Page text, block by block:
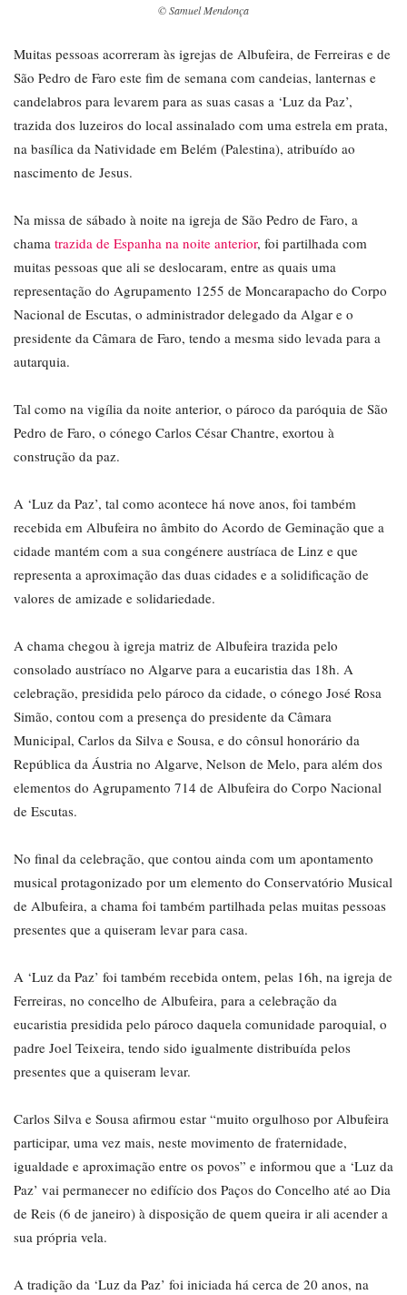
© Samuel Mendonça
Muitas pessoas acorreram às igrejas de Albufeira, de Ferreiras e de
São Pedro de Faro este fim de semana com candeias, lanternas e
candelabros para levarem para as suas casas a ‘Luz da Paz’,
trazida dos luzeiros do local assinalado com uma estrela em prata,
na basílica da Natividade em Belém (Palestina), atribuído ao
nascimento de Jesus.
Na missa de sábado à noite na igreja de São Pedro de Faro, a
chama trazida de Espanha na noite anterior, foi partilhada com
muitas pessoas que ali se deslocaram, entre as quais uma
representação do Agrupamento 1255 de Moncarapacho do Corpo
Nacional de Escutas, o administrador delegado da Algar e o
presidente da Câmara de Faro, tendo a mesma sido levada para a
autarquia.
Tal como na vigília da noite anterior, o pároco da paróquia de São
Pedro de Faro, o cónego Carlos César Chantre, exortou à
construção da paz.
A ‘Luz da Paz’, tal como acontece há nove anos, foi também
recebida em Albufeira no âmbito do Acordo de Geminação que a
cidade mantém com a sua congénere austríaca de Linz e que
representa a aproximação das duas cidades e a solidificação de
valores de amizade e solidariedade.
A chama chegou à igreja matriz de Albufeira trazida pelo
consolado austríaco no Algarve para a eucaristia das 18h. A
celebração, presidida pelo pároco da cidade, o cónego José Rosa
Simão, contou com a presença do presidente da Câmara
Municipal, Carlos da Silva e Sousa, e do cônsul honorário da
República da Áustria no Algarve, Nelson de Melo, para além dos
elementos do Agrupamento 714 de Albufeira do Corpo Nacional
de Escutas.
No final da celebração, que contou ainda com um apontamento
musical protagonizado por um elemento do Conservatório Musical
de Albufeira, a chama foi também partilhada pelas muitas pessoas
presentes que a quiseram levar para casa.
A ‘Luz da Paz’ foi também recebida ontem, pelas 16h, na igreja de
Ferreiras, no concelho de Albufeira, para a celebração da
eucaristia presidida pelo pároco daquela comunidade paroquial, o
padre Joel Teixeira, tendo sido igualmente distribuída pelos
presentes que a quiseram levar.
Carlos Silva e Sousa afirmou estar “muito orgulhoso por Albufeira
participar, uma vez mais, neste movimento de fraternidade,
igualdade e aproximação entre os povos” e informou que a ‘Luz da
Paz’ vai permanecer no edifício dos Paços do Concelho até ao Dia
de Reis (6 de janeiro) à disposição de quem queira ir ali acender a
sua própria vela.
A tradição da ‘Luz da Paz’ foi iniciada há cerca de 20 anos, na